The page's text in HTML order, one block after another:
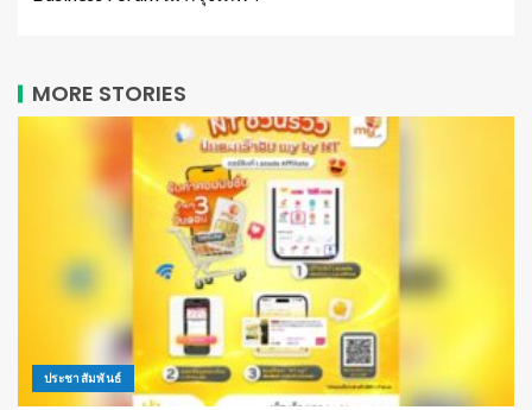
MORE STORIES
ประชาสัมพันธ์